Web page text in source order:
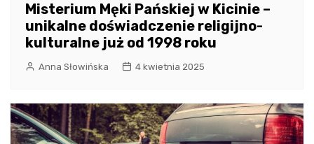
Misterium Męki Pańskiej w Kicinie –
unikalne doświadczenie religijno-
kulturalne już od 1998 roku
Anna Słowińska 4 kwietnia 2025